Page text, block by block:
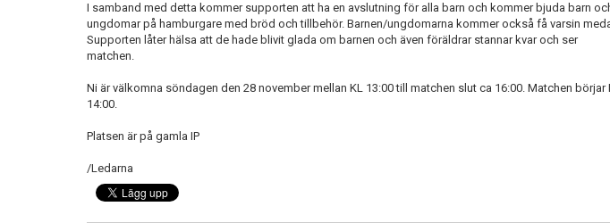
I samband med detta kommer supporten att ha en avslutning för alla barn och kommer bjuda barn
ungdomar på hamburgare med bröd och tillbehör. Barnen/ungdomarna kommer också få varsin
Supporten låter hälsa att de hade blivit glada om barnen och även föräldrar stannar kvar och ser
matchen.
Ni är välkomna söndagen den 28 november mellan KL 13:00 till matchen slut ca 16:00. Matchen börjar
14:00.
Platsen är på gamla IP
/Ledarna